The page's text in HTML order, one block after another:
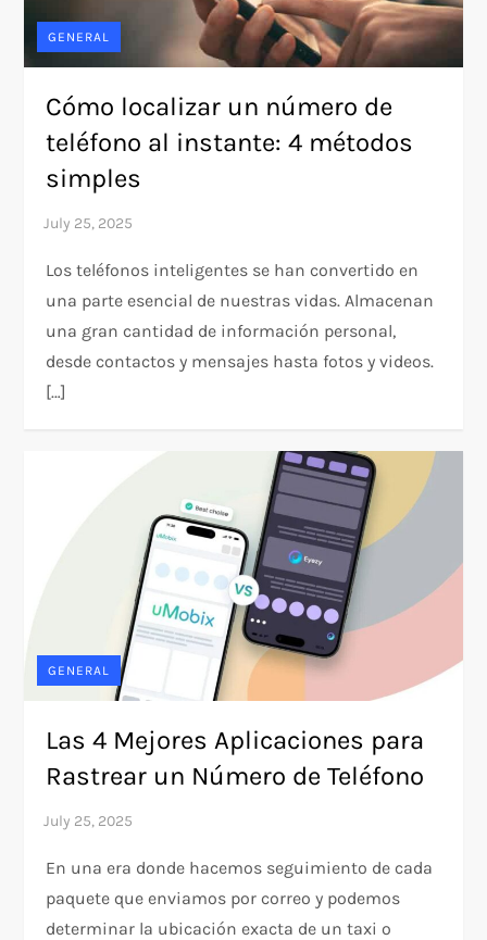
GENERAL
Cómo localizar un número de
teléfono al instante: 4 métodos
simples
Los teléfonos inteligentes se han convertido en
una parte esencial de nuestras vidas. Almacenan
una gran cantidad de información personal,
desde contactos y mensajes hasta fotos y videos.
[…]
GENERAL
Las 4 Mejores Aplicaciones para
Rastrear un Número de Teléfono
En una era donde hacemos seguimiento de cada
paquete que enviamos por correo y podemos
determinar la ubicación exacta de un taxi o